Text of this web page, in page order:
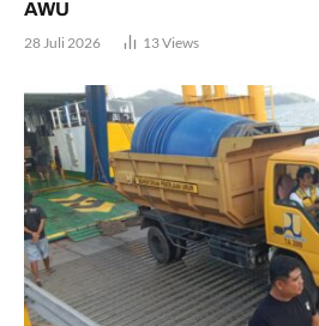
AWU
28 Juli 2026 13Views